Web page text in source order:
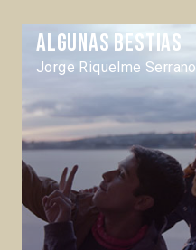
Algunas bestias
Jorge Riquelme Serrano